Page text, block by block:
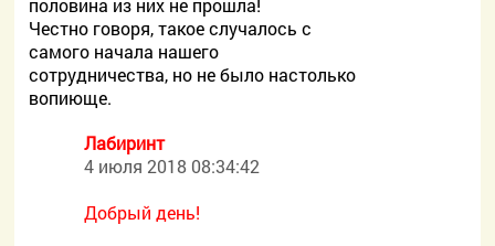
половина из них не прошла!
Честно говоря, такое случалось с
самого начала нашего
сотрудничества, но не было настолько
вопиюще.
Лабиринт
4 июля 2018 08:34:42
Добрый день!